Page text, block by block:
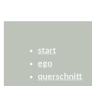
start
ego
querschnitt